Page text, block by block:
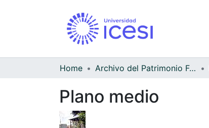
Home Archivo del Patrimonio Fotográfico y Fílmico del Valle del Cauca
Plano medio